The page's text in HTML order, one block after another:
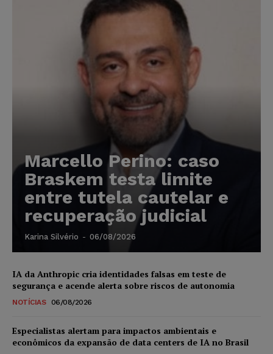
Marcello Perino: caso
Braskem testa limite
entre tutela cautelar e
recuperação judicial
Karina Silvério - 06/08/2026
IA da Anthropic cria identidades falsas em teste de
segurança e acende alerta sobre riscos de autonomia
NOTÍCIAS 06/08/2026
Especialistas alertam para impactos ambientais e
econômicos da expansão de data centers de IA no Brasil